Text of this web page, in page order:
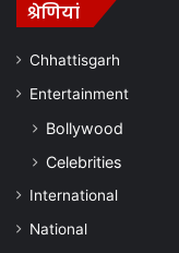
श्रेणियां
Chhattisgarh
Entertainment
Bollywood
Celebrities
International
National